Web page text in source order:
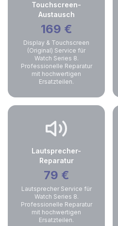
Touchscreen-
Austausch
169 €
Display & Touchscreen
(Original) Service für
Watch Series 8.
Professionelle Reparatur
mit hochwertigen
Ersatzteilen.
Lautsprecher-
Reparatur
79 €
Lautsprecher Service für
Watch Series 8.
Professionelle Reparatur
mit hochwertigen
Ersatzteilen.